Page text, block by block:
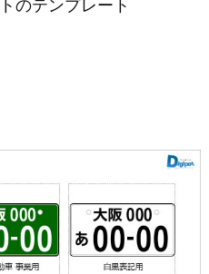
のテンプレート